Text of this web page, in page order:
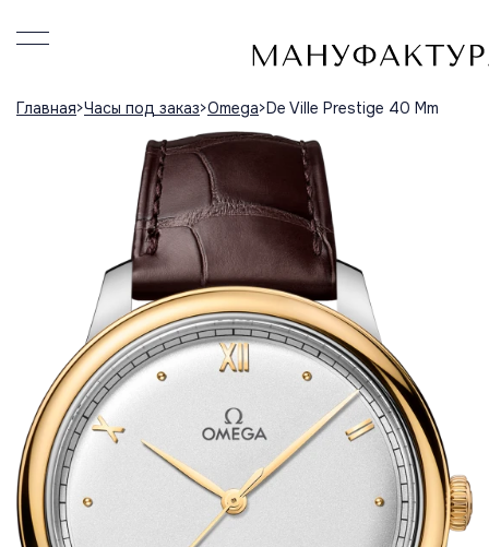
Главная Часы под заказ Omega De Ville Prestige 40 Mm